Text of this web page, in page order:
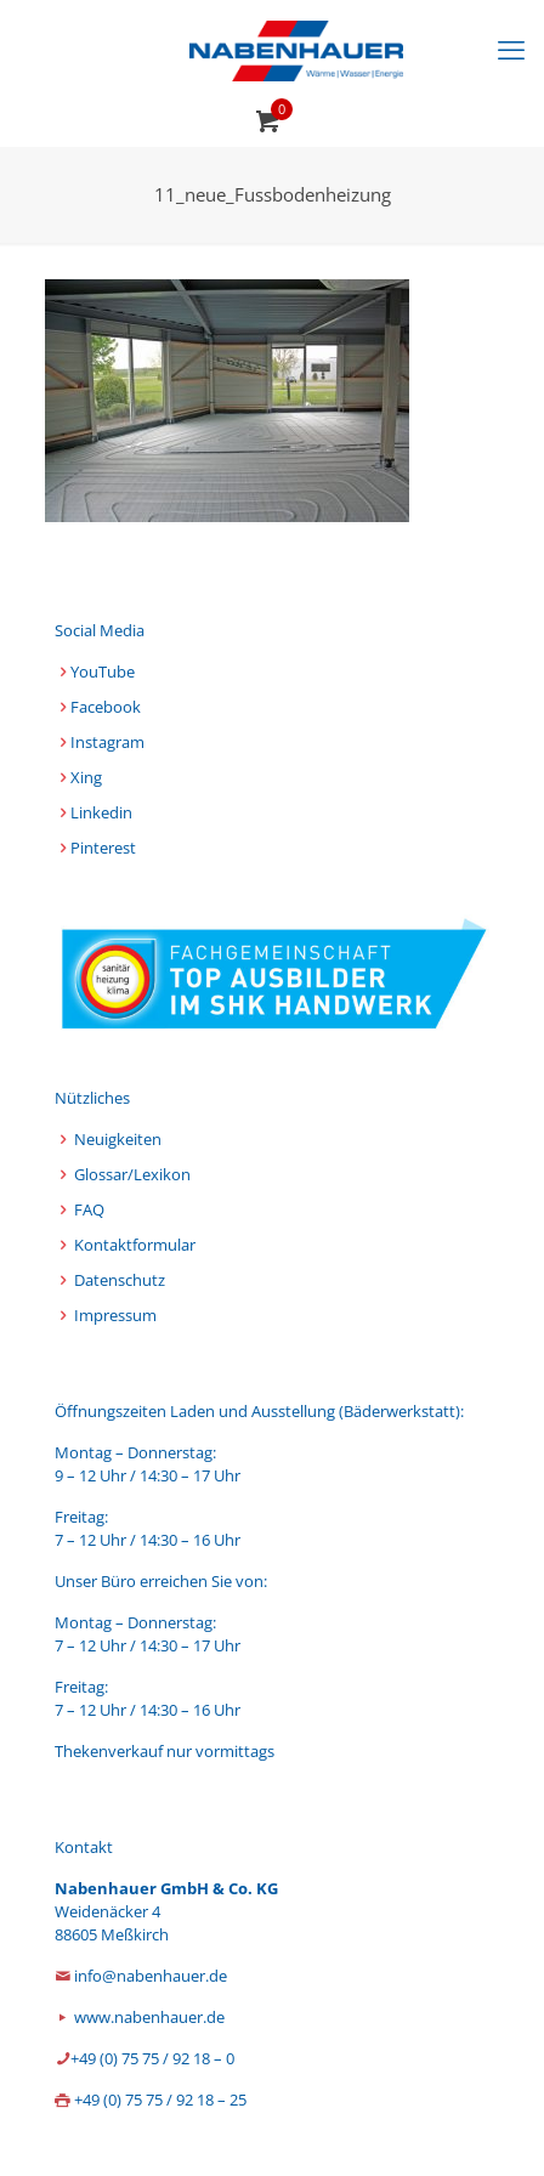
0
11_neue_Fussbodenheizung
Social Media
YouTube
Facebook
Instagram
Xing
Linkedin
Pinterest
Nützliches
Neuigkeiten
Glossar/Lexikon
FAQ
Kontaktformular
Datenschutz
Impressum
Öffnungszeiten Laden und Ausstellung (Bäderwerkstatt):
Montag – Donnerstag:
9 – 12 Uhr / 14:30 – 17 Uhr
Freitag:
7 – 12 Uhr / 14:30 – 16 Uhr
Unser Büro erreichen Sie von:
Montag – Donnerstag:
7 – 12 Uhr / 14:30 – 17 Uhr
Freitag:
7 – 12 Uhr / 14:30 – 16 Uhr
Thekenverkauf nur vormittags
Kontakt
Nabenhauer GmbH & Co. KG
Weidenäcker 4
88605 Meßkirch
info@nabenhauer.de
www.nabenhauer.de
+49 (0) 75 75 / 92 18 – 0
+49 (0) 75 75 / 92 18 – 25